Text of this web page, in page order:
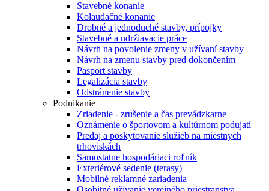
Stavebné konanie
Kolaudačné konanie
Drobné a jednoduché stavby, prípojky
Stavebné a udržiavacie práce
Návrh na povolenie zmeny v užívaní stavby
Návrh na zmenu stavby pred dokončením
Pasport stavby
Legalizácia stavby
Odstránenie stavby
Podnikanie
Zriadenie - zrušenie a čas prevádzkarne
Oznámenie o športovom a kultúrnom podujatí
Predaj a poskytovanie služieb na miestnych
trhoviskách
Samostatne hospodáriaci roľník
Exteriérové sedenie (terasy)
Mobilné reklamné zariadenia